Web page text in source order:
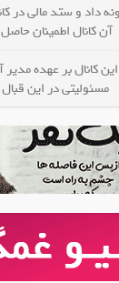
داد و ستد مالی در
آن کانال اطمینان
کانال بر عهده
مسئولیتی در این